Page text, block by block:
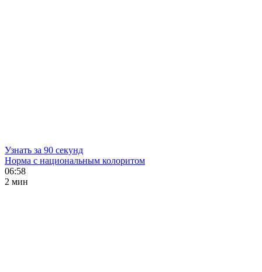
Узнать за 90 секунд
Норма с национальным колоритом
06:58
2 мин